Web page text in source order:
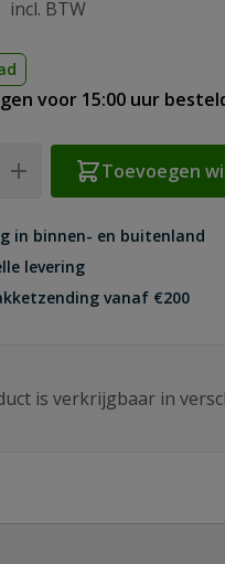
voor 15:00 uur
Toevoegen
in binnen- en buitenland
levering
vanaf €200
is verkrijgbaar in